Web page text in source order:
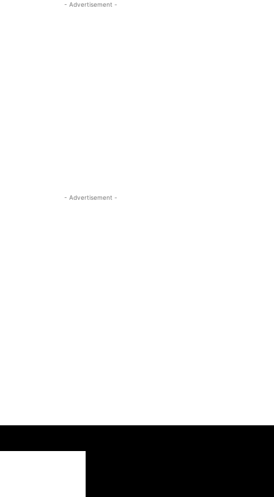
- Advertisement -
- Advertisement -